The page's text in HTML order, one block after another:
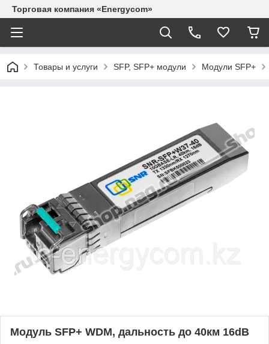
Торговая компания «Energycom»
Товары и услуги SFP, SFP+ модули Модули SFP+
Модуль SFP+ WDM, дальность до 40км 16dB